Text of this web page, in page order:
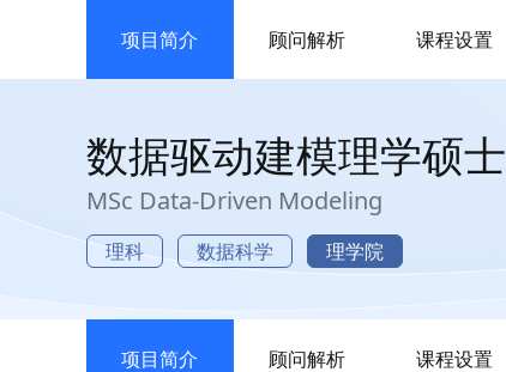
项目简介 顾问解析 课程设置
数据驱动建模理学硕士
MSc Data-Driven Modeling
理科 数据科学 理学院
项目简介 顾问解析 课程设置